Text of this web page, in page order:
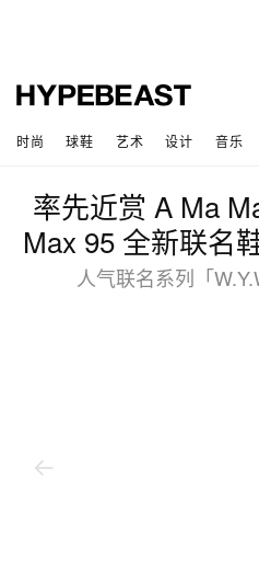
时尚 球鞋 艺术 设计 音乐
率先近赏 A Ma
Max 95 全新联名
人气联名系列「